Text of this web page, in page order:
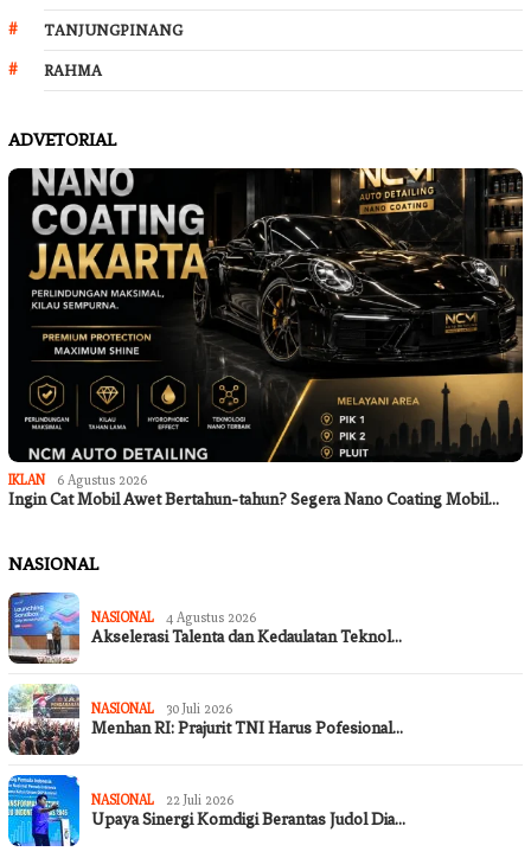
TANJUNGPINANG
RAHMA
ADVETORIAL
IKLAN 6 Agustus 2026
Ingin Cat Mobil Awet Bertahun-tahun? Segera Nano Coating Mobil…
NASIONAL
NASIONAL 4 Agustus 2026
Akselerasi Talenta dan Kedaulatan Teknol…
NASIONAL 30 Juli 2026
Menhan RI: Prajurit TNI Harus Pofesional…
NASIONAL 22 Juli 2026
Upaya Sinergi Komdigi Berantas Judol Dia…